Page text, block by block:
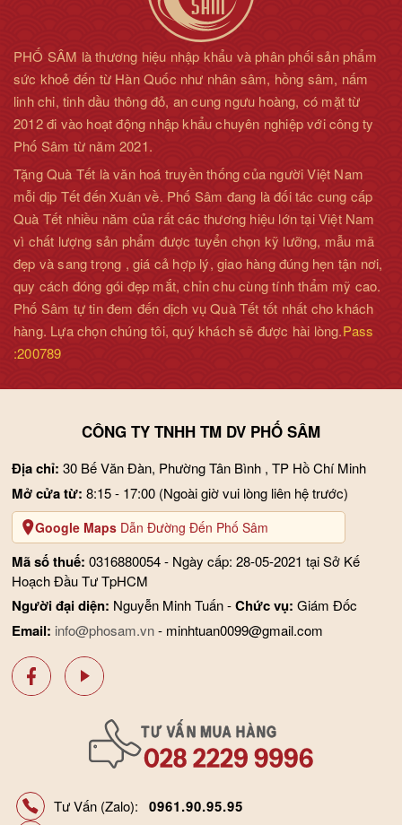
PHỐ SÂM là thương hiệu nhập khẩu và phân phối sản phẩm
sức khoẻ đến từ Hàn Quốc như nhân sâm, hồng sâm, nấm
linh chi, tinh dầu thông đỏ, an cung ngưu hoàng, có mặt từ
2012 đi vào hoạt động nhập khẩu chuyên nghiệp với công ty
Phố Sâm từ năm 2021.
Tặng Quà Tết là văn hoá truyền thống của người Việt Nam
mỗi dịp Tết đến Xuân về. Phố Sâm đang là đối tác cung cấp
Quà Tết nhiều năm của rất các thương hiệu lớn tại Việt Nam
vì chất lượng sản phẩm được tuyển chọn kỹ lưỡng, mẫu mã
đẹp và sang trọng , giá cả hợp lý, giao hàng đúng hẹn tận nơi,
quy cách đóng gói đẹp mắt, chỉn chu cùng tính thẩm mỹ cao.
Phố Sâm tự tin đem đến dịch vụ Quà Tết tốt nhất cho khách
hàng. Lựa chọn chúng tôi, quý khách sẽ được hài lòng.Pass
:200789
CÔNG TY TNHH TM DV PHỐ SÂM
Địa chỉ: 30 Bế Văn Đàn, Phường Tân Bình , TP Hồ Chí Minh
Mở cửa từ:8:15 - 17:00 (Ngoài giờ vui lòng liên hệ trước)
Google Maps Dẫn Đường Đến Phố Sâm
Mã số thuế: 0316880054 - Ngày cấp: 28-05-2021 tại Sở Kế
Hoạch Đầu Tư TpHCM
Người đại diện: Nguyễn Minh Tuấn -Chức vụ: Giám Đốc
Email: info@phosam.vn- minhtuan0099@gmail.com
Tư Vấn (Zalo):0961.90.95.95